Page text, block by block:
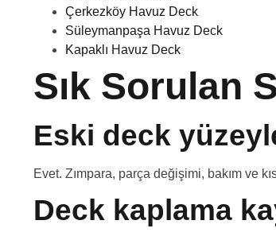
Çerkezköy Havuz Deck
Süleymanpaşa Havuz Deck
Kapaklı Havuz Deck
Sık Sorulan
Eski deck
Evet. Zımpara, parça değişimi, bakım ve
Deck kaplama